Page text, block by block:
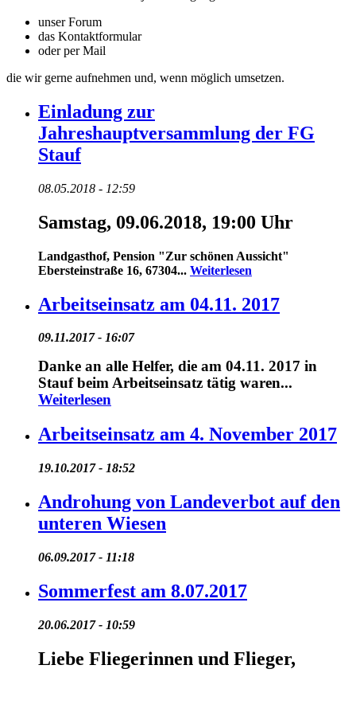
unser Forum
das Kontaktformular
oder per Mail
die wir gerne aufnehmen und, wenn möglich umsetzen.
Einladung zur
Jahreshauptversammlung der FG
Stauf
08.05.2018 - 12:59
Samstag, 09.06.2018, 19:00 Uhr
Landgasthof, Pension "Zur schönen Aussicht"
Ebersteinstraße 16, 67304... Weiterlesen
Arbeitseinsatz am 04.11. 2017
09.11.2017 - 16:07
Danke an alle Helfer, die am 04.11. 2017 in
Stauf beim Arbeitseinsatz tätig waren...
Weiterlesen
Arbeitseinsatz am 4. November 2017
19.10.2017 - 18:52
Androhung von Landeverbot auf den
unteren Wiesen
06.09.2017 - 11:18
Sommerfest am 8.07.2017
20.06.2017 - 10:59
Liebe Fliegerinnen und Flieger,